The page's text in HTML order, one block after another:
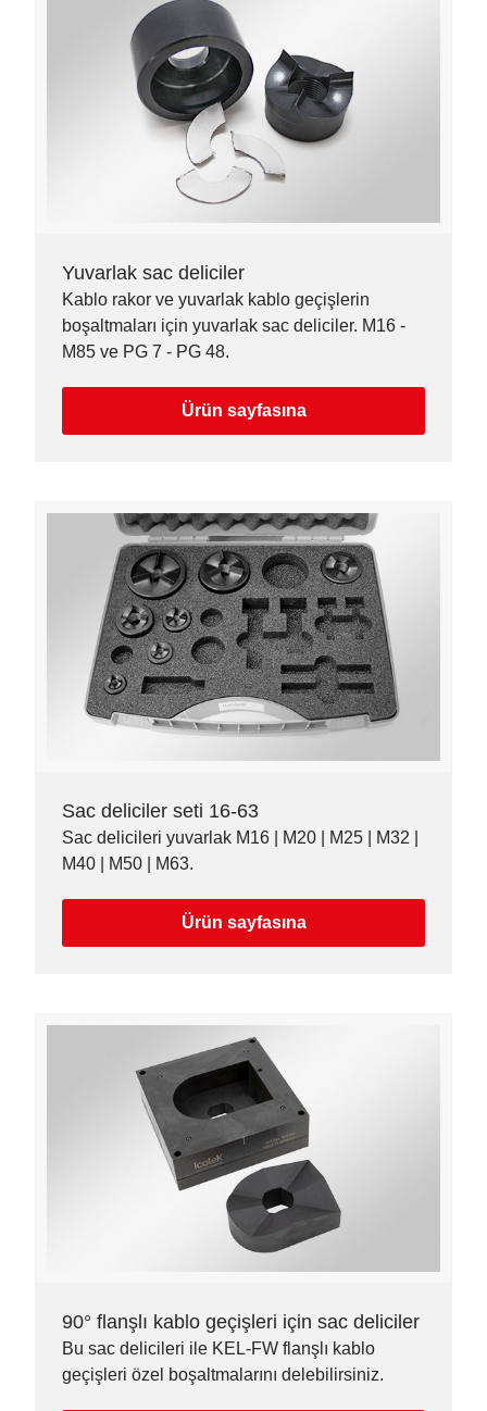
Yuvarlak sac deliciler
Kablo rakor ve yuvarlak kablo geçişlerin
boşaltmaları için yuvarlak sac deliciler. M16 -
M85 ve PG 7 - PG 48.
Ürün sayfasına
Sac deliciler seti 16-63
Sac delicileri yuvarlak M16 | M20 | M25 | M32 |
M40 | M50 | M63.
Ürün sayfasına
90° flanşlı kablo geçişleri için sac deliciler
Bu sac delicileri ile KEL-FW flanşlı kablo
geçişleri özel boşaltmalarını delebilirsiniz.